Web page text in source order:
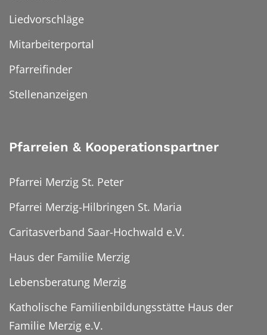
Liedvorschläge
Mitarbeiterportal
Pfarreifinder
Stellenanzeigen
Pfarreien & Kooperationspartner
Pfarrei Merzig St. Peter
Pfarrei Merzig-Hilbringen St. Maria
Caritasverband Saar-Hochwald e.V.
Haus der Familie Merzig
Lebensberatung Merzig
Katholische Familienbildungsstätte Haus der
Familie Merzig e.V.